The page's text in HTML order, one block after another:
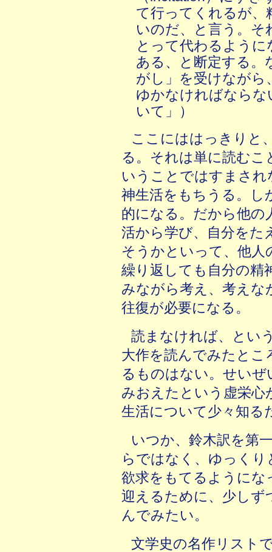
て行ってくれるが、
いのだ、と言う。そ
とって代わるよう
ある、と断定する。
がし」を受けながら
ゆかなければなら
いて」）
ここにははっきりと
る。それは単に読む
いうことではすまさ
神生活をもちうる。し
的になる。だから他の
活から学び、自分をた
そうかといって、他人
繰り返しても自分の精
みながら考え、考えな
往復が必要になる。
読まなければ、とい
大作を読んでみたとこ
るものはない。せいぜ
みおえたという虚栄心
生活について少々知る
いつか、鈴木訳を第
らではなく、ゆっく
欲求をもてるようにな
迎えるために、少しず
んでみたい。
文学史の名作リスト